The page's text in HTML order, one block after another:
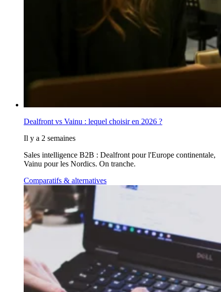
Dealfront vs Vainu : lequel choisir en 2026 ?
Il y a 2 semaines
Sales intelligence B2B : Dealfront pour l'Europe continentale,
Vainu pour les Nordics. On tranche.
Comparatifs & alternatives